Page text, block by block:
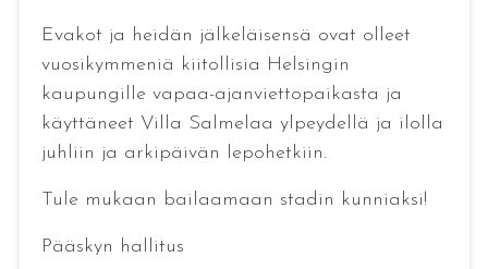
Evakot ja heidän jälkeläisensä ovat olleet
vuosikymmeniä kiitollisia Helsingin
kaupungille vapaa-ajanviettopaikasta ja
käyttäneet Villa Salmelaa ylpeydellä ja ilolla
juhliin ja arkipäivän lepohetkiin.
Tule mukaan bailaamaan stadin kunniaksi!
Pääskyn hallitus